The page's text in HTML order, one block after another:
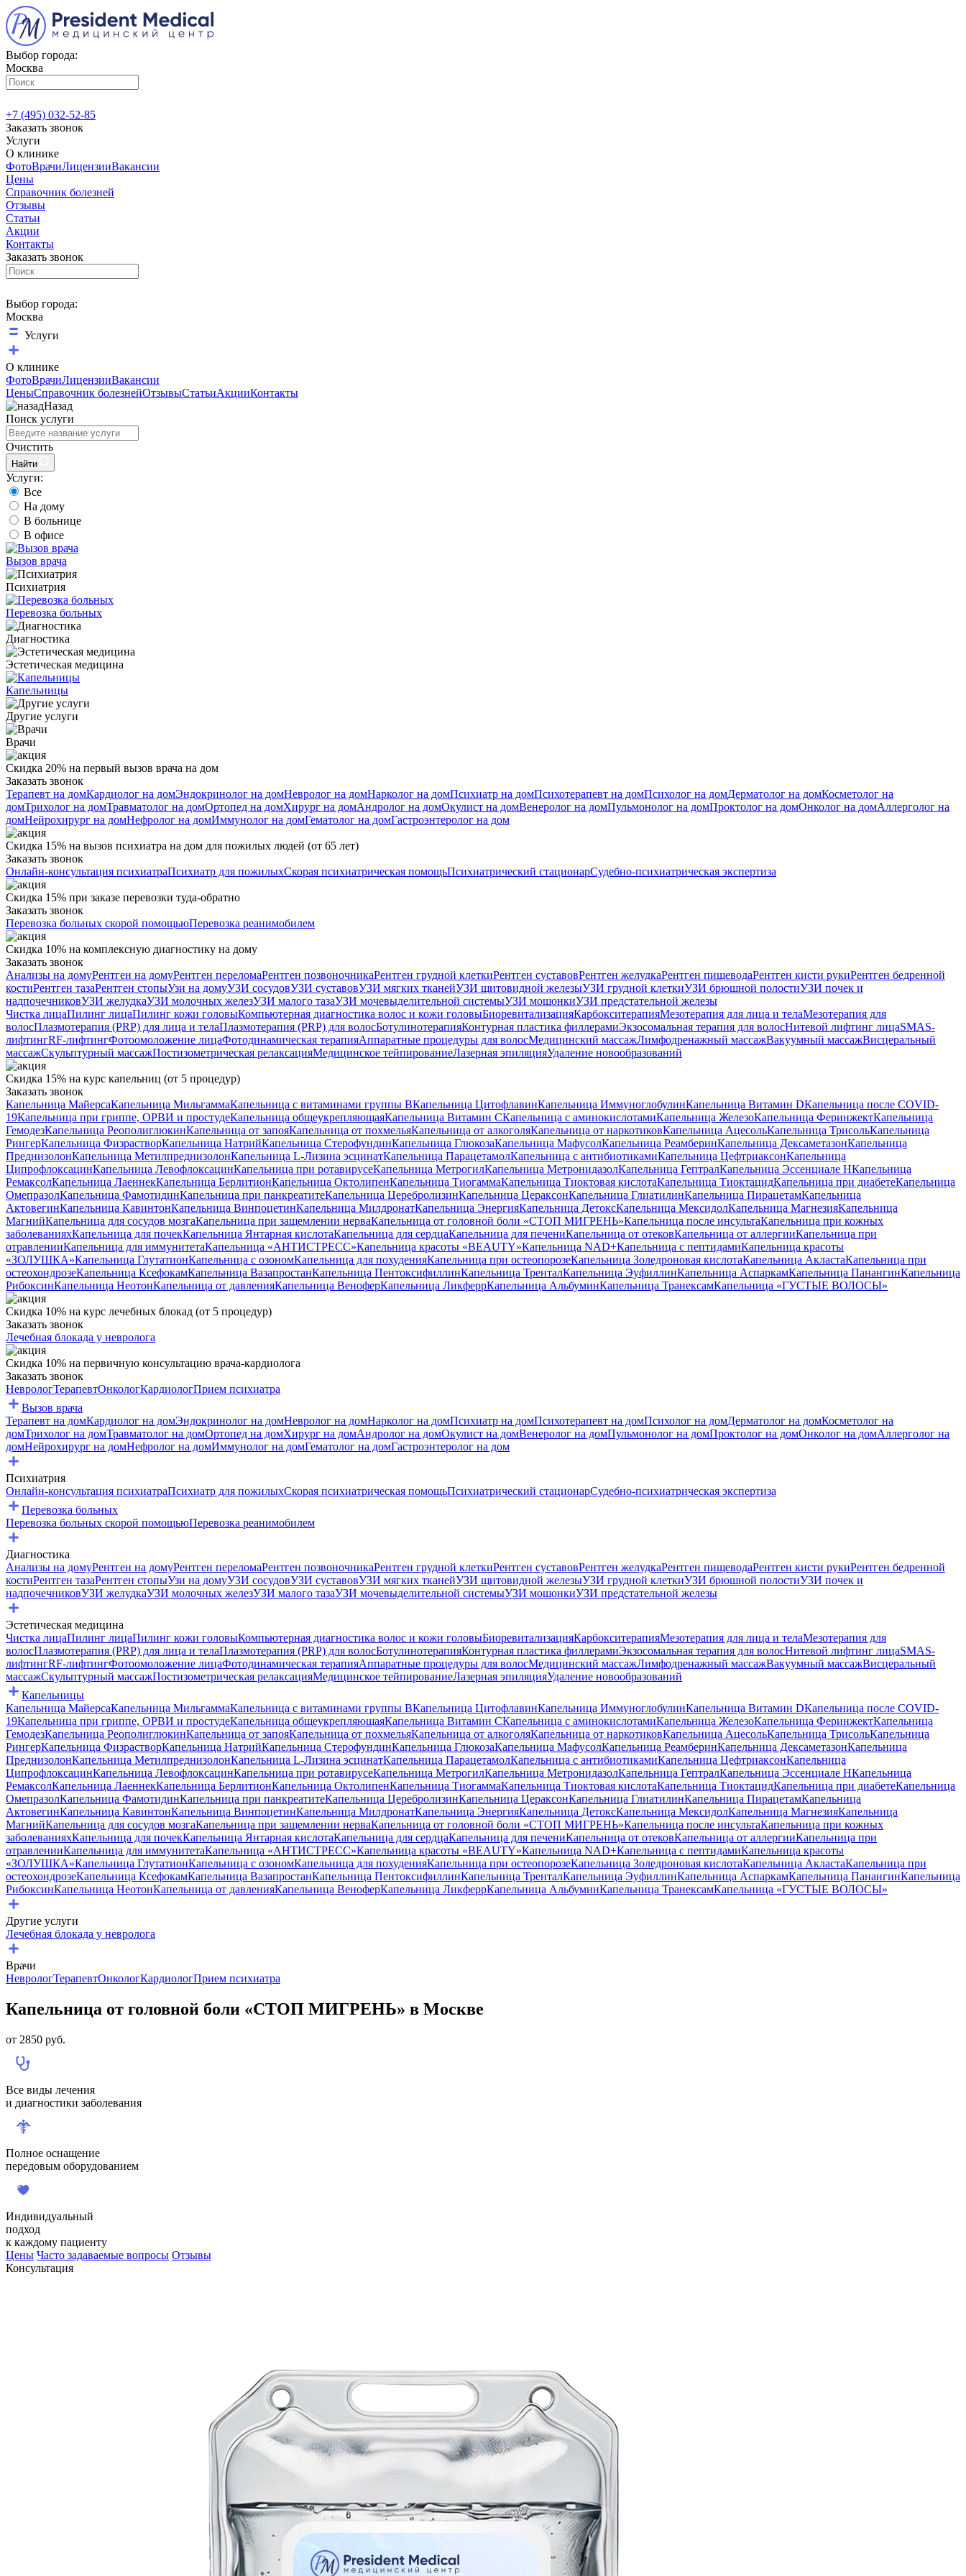
Выбор города:
Москва
+7 (495) 032-52-85
Заказать звонок
Услуги
О клинике
ФотоВрачиЛицензииВакансии
Цены
Справочник болезней
Отзывы
Статьи
Акции
Контакты
Заказать звонок
Выбор города:
Москва
Услуги
О клинике
ФотоВрачиЛицензииВакансии
ЦеныСправочник болезнейОтзывыСтатьиАкцииКонтакты
Назад
Поиск услуги
Очистить
Найти
Услуги:
Все
На дому
В больнице
В офисе
Вызов врача
Психиатрия
Перевозка больных
Диагностика
Эстетическая медицина
Капельницы
Другие услуги
Врачи
Скидка 20% на первый вызов врача на дом
Заказать звонок
Терапевт на домКардиолог на домЭндокринолог на домНевролог на домНарколог на домПсихиатр на домПсихотерапевт на домПсихолог на домДерматолог на домКосметолог на
домТрихолог на домТравматолог на домОртопед на домХирург на домАндролог на домОкулист на домВенеролог на домПульмонолог на домПроктолог на домОнколог на домАллерголог на
домНейрохирург на домНефролог на домИммунолог на домГематолог на домГастроэнтеролог на дом
Скидка 15% на вызов психиатра на дом для пожилых людей (от 65 лет)
Заказать звонок
Онлайн-консультация психиатраПсихиатр для пожилыхСкорая психиатрическая помощьПсихиатрический стационарСудебно-психиатрическая экспертиза
Скидка 15% при заказе перевозки туда-обратно
Заказать звонок
Перевозка больных скорой помощьюПеревозка реанимобилем
Скидка 10% на комплексную диагностику на дому
Заказать звонок
Анализы на домуРентген на домуРентген переломаРентген позвоночникаРентген грудной клеткиРентген суставовРентген желудкаРентген пищеводаРентген кисти рукиРентген бедренной
костиРентген тазаРентген стопыУзи на домуУЗИ сосудовУЗИ суставовУЗИ мягких тканейУЗИ щитовидной железыУЗИ грудной клеткиУЗИ брюшной полостиУЗИ почек и
надпочечниковУЗИ желудкаУЗИ молочных железУЗИ малого тазаУЗИ мочевыделительной системыУЗИ мошонкиУЗИ предстательной железы
Чистка лицаПилинг лицаПилинг кожи головыКомпьютерная диагностика волос и кожи головыБиоревитализацияКарбокситерапияМезотерапия для лица и телаМезотерапия для
волосПлазмотерапия (PRP) для лица и телаПлазмотерапия (PRP) для волосБотулинотерапияКонтурная пластика филлерамиЭкзосомальная терапия для волосНитевой лифтинг лицаSMAS-
лифтингRF-лифтингФотоомоложение лицаФотодинамическая терапияАппаратные процедуры для волосМедицинский массажЛимфодренажный массажВакуумный массажВисцеральный
массажСкульптурный массажПостизометрическая релаксацияМедицинское тейпированиеЛазерная эпиляцияУдаление новообразований
Скидка 15% на курс капельниц (от 5 процедур)
Заказать звонок
Капельница МайерсаКапельница МильгаммаКапельница с витаминами группы BКапельница ЦитофлавинКапельница ИммуноглобулинКапельница Витамин DКапельница после COVID-
19Капельница при гриппе, ОРВИ и простудеКапельница общеукрепляющаяКапельница Витамин CКапельница с аминокислотамиКапельница ЖелезоКапельница ФеринжектКапельница
ГемодезКапельница РеополиглюкинКапельница от запояКапельница от похмельяКапельница от алкоголяКапельница от наркотиковКапельница АцесольКапельница ТрисольКапельница
РингерКапельница ФизрастворКапельница НатрийКапельница СтерофундинКапельница ГлюкозаКапельница МафусолКапельница РеамберинКапельница ДексаметазонКапельница
ПреднизолонКапельница МетилпреднизолонКапельница L-Лизина эсцинатКапельница ПарацетамолКапельница с антибиотикамиКапельница ЦефтриаксонКапельница
ЦипрофлоксацинКапельница ЛевофлоксацинКапельница при ротавирусеКапельница МетрогилКапельница МетронидазолКапельница ГептралКапельница Эссенциале НКапельница
РемаксолКапельница ЛаеннекКапельница БерлитионКапельница ОктолипенКапельница ТиогаммаКапельница Тиоктовая кислотаКапельница ТиоктацидКапельница при диабетеКапельница
ОмепразолКапельница ФамотидинКапельница при панкреатитеКапельница ЦеребролизинКапельница ЦераксонКапельница ГлиатилинКапельница ПирацетамКапельница
АктовегинКапельница КавинтонКапельница ВинпоцетинКапельница МилдронатКапельница ЭнергияКапельница ДетоксКапельница МексидолКапельница МагнезияКапельница
МагнийКапельница для сосудов мозгаКапельница при защемлении нерваКапельница от головной боли «СТОП МИГРЕНЬ»Капельница после инсультаКапельница при кожных
заболеванияхКапельница для почекКапельница Янтарная кислотаКапельница для сердцаКапельница для печениКапельница от отековКапельница от аллергииКапельница при
отравленииКапельница для иммунитетаКапельница «АНТИСТРЕСС»Капельница красоты «BEAUTY»Капельница NAD+Капельница с пептидамиКапельница красоты
«ЗОЛУШКА»Капельница ГлутатионКапельница с озономКапельница для похуденияКапельница при остеопорозеКапельница Золедроновая кислотаКапельница АкластаКапельница при
остеохондрозеКапельница КсефокамКапельница ВазапростанКапельница ПентоксифиллинКапельница ТренталКапельница ЭуфиллинКапельница АспаркамКапельница ПанангинКапельница
РибоксинКапельница НеотонКапельница от давленияКапельница ВеноферКапельница ЛикферрКапельница АльбуминКапельница ТранексамКапельница «ГУСТЫЕ ВОЛОСЫ»
Скидка 10% на курс лечебных блокад (от 5 процедур)
Заказать звонок
Лечебная блокада у невролога
Скидка 10% на первичную консультацию врача-кардиолога
Заказать звонок
НеврологТерапевтОнкологКардиологПрием психиатра
Вызов врача
Терапевт на домКардиолог на домЭндокринолог на домНевролог на домНарколог на домПсихиатр на домПсихотерапевт на домПсихолог на домДерматолог на домКосметолог на
домТрихолог на домТравматолог на домОртопед на домХирург на домАндролог на домОкулист на домВенеролог на домПульмонолог на домПроктолог на домОнколог на домАллерголог на
домНейрохирург на домНефролог на домИммунолог на домГематолог на домГастроэнтеролог на дом
Психиатрия
Онлайн-консультация психиатраПсихиатр для пожилыхСкорая психиатрическая помощьПсихиатрический стационарСудебно-психиатрическая экспертиза
Перевозка больных
Перевозка больных скорой помощьюПеревозка реанимобилем
Диагностика
Анализы на домуРентген на домуРентген переломаРентген позвоночникаРентген грудной клеткиРентген суставовРентген желудкаРентген пищеводаРентген кисти рукиРентген бедренной
костиРентген тазаРентген стопыУзи на домуУЗИ сосудовУЗИ суставовУЗИ мягких тканейУЗИ щитовидной железыУЗИ грудной клеткиУЗИ брюшной полостиУЗИ почек и
надпочечниковУЗИ желудкаУЗИ молочных железУЗИ малого тазаУЗИ мочевыделительной системыУЗИ мошонкиУЗИ предстательной железы
Эстетическая медицина
Чистка лицаПилинг лицаПилинг кожи головыКомпьютерная диагностика волос и кожи головыБиоревитализацияКарбокситерапияМезотерапия для лица и телаМезотерапия для
волосПлазмотерапия (PRP) для лица и телаПлазмотерапия (PRP) для волосБотулинотерапияКонтурная пластика филлерамиЭкзосомальная терапия для волосНитевой лифтинг лицаSMAS-
лифтингRF-лифтингФотоомоложение лицаФотодинамическая терапияАппаратные процедуры для волосМедицинский массажЛимфодренажный массажВакуумный массажВисцеральный
массажСкульптурный массажПостизометрическая релаксацияМедицинское тейпированиеЛазерная эпиляцияУдаление новообразований
Капельницы
Капельница МайерсаКапельница МильгаммаКапельница с витаминами группы BКапельница ЦитофлавинКапельница ИммуноглобулинКапельница Витамин DКапельница после COVID-
19Капельница при гриппе, ОРВИ и простудеКапельница общеукрепляющаяКапельница Витамин CКапельница с аминокислотамиКапельница ЖелезоКапельница ФеринжектКапельница
ГемодезКапельница РеополиглюкинКапельница от запояКапельница от похмельяКапельница от алкоголяКапельница от наркотиковКапельница АцесольКапельница ТрисольКапельница
РингерКапельница ФизрастворКапельница НатрийКапельница СтерофундинКапельница ГлюкозаКапельница МафусолКапельница РеамберинКапельница ДексаметазонКапельница
ПреднизолонКапельница МетилпреднизолонКапельница L-Лизина эсцинатКапельница ПарацетамолКапельница с антибиотикамиКапельница ЦефтриаксонКапельница
ЦипрофлоксацинКапельница ЛевофлоксацинКапельница при ротавирусеКапельница МетрогилКапельница МетронидазолКапельница ГептралКапельница Эссенциале НКапельница
РемаксолКапельница ЛаеннекКапельница БерлитионКапельница ОктолипенКапельница ТиогаммаКапельница Тиоктовая кислотаКапельница ТиоктацидКапельница при диабетеКапельница
ОмепразолКапельница ФамотидинКапельница при панкреатитеКапельница ЦеребролизинКапельница ЦераксонКапельница ГлиатилинКапельница ПирацетамКапельница
АктовегинКапельница КавинтонКапельница ВинпоцетинКапельница МилдронатКапельница ЭнергияКапельница ДетоксКапельница МексидолКапельница МагнезияКапельница
МагнийКапельница для сосудов мозгаКапельница при защемлении нерваКапельница от головной боли «СТОП МИГРЕНЬ»Капельница после инсультаКапельница при кожных
заболеванияхКапельница для почекКапельница Янтарная кислотаКапельница для сердцаКапельница для печениКапельница от отековКапельница от аллергииКапельница при
отравленииКапельница для иммунитетаКапельница «АНТИСТРЕСС»Капельница красоты «BEAUTY»Капельница NAD+Капельница с пептидамиКапельница красоты
«ЗОЛУШКА»Капельница ГлутатионКапельница с озономКапельница для похуденияКапельница при остеопорозеКапельница Золедроновая кислотаКапельница АкластаКапельница при
остеохондрозеКапельница КсефокамКапельница ВазапростанКапельница ПентоксифиллинКапельница ТренталКапельница ЭуфиллинКапельница АспаркамКапельница ПанангинКапельница
РибоксинКапельница НеотонКапельница от давленияКапельница ВеноферКапельница ЛикферрКапельница АльбуминКапельница ТранексамКапельница «ГУСТЫЕ ВОЛОСЫ»
Другие услуги
Лечебная блокада у невролога
Врачи
НеврологТерапевтОнкологКардиологПрием психиатра
Капельница от головной боли «СТОП МИГРЕНЬ» в Москве
от 2850 руб.
Все виды лечения
и диагностики заболевания
Полное оснащение
передовым оборудованием
Индивидуальный
подход
к каждому пациенту
Цены Часто задаваемые вопросы Отзывы
Консультация